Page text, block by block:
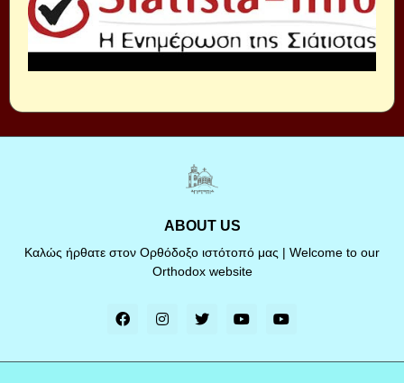
ABOUT US
Καλώς ήρθατε στον Ορθόδοξο ιστότοπό μας | Welcome to our
Orthodox website